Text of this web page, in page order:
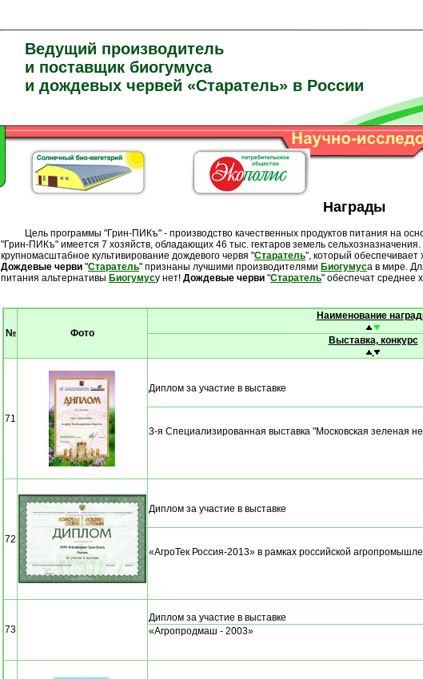
Ведущий производитель
и поставщик биогумуса
и дождевых червей «Старатель» в России
Награды
Цель программы "Грин-ПИКъ" - производство качественных продуктов питания на
"Грин-ПИКъ" имеется 7 хозяйств, обладающих 46 тыс. гектаров земель
крупномасштабное культивирование дождевого червя "Старатель", который обеспечивает
Дождевые черви "Старатель" признаны лучшими производителями Биогумуса в мире.
питания альтернативы Биогумусу нет! Дождевые черви "Старатель" обеспечат среднее
№ Фото
Наименование
Выставка, конкурс
71
Диплом за участие в выставке
3-я Специализированная выставка "Московская зеленая
72
Диплом за участие в выставке
«АгроТек Россия-2013» в рамках российской
73
Диплом за участие в выставке
«Агропродмаш - 2003»